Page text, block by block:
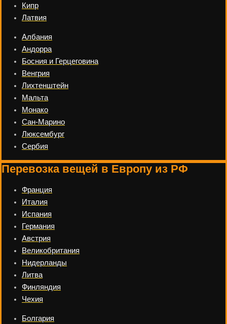
Кипр
Латвия
Албания
Андорра
Босния и Герцеговина
Венгрия
Лихтенштейн
Мальта
Монако
Сан-Марино
Люксембург
Сербия
Перевозка вещей в Европу из РФ
Франция
Италия
Испания
Германия
Австрия
Великобритания
Нидерланды
Литва
Финляндия
Чехия
Болгария